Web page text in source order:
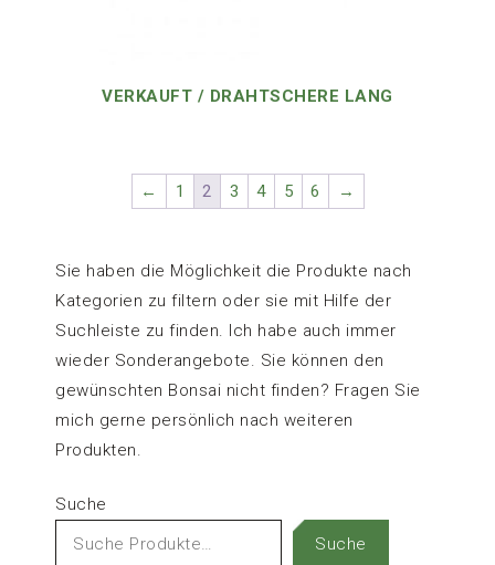
VERKAUFT / DRAHTSCHERE LANG
← 1 2 3 4 5 6 →
Sie haben die Möglichkeit die Produkte nach
Kategorien zu filtern oder sie mit Hilfe der
Suchleiste zu finden. Ich habe auch immer
wieder Sonderangebote. Sie können den
gewünschten Bonsai nicht finden? Fragen Sie
mich gerne persönlich nach weiteren
Produkten.
Suche
Suche